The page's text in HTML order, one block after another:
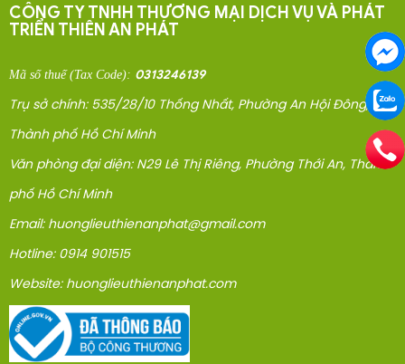
CÔNG TY TNHH THƯƠNG MẠI DỊCH VỤ VÀ PHÁT
TRIỂN THIÊN AN PHÁT
Mã số thuế(Tax Code): 0313246139
Trụ sở chính: 535/28/10 Thống Nhất, Phường An Hội Đông,
Thành phố Hồ Chí Minh
Văn phòng đại diện: N29 Lê Thị Riêng, Phường Thới An, Thành
phố Hồ Chí Minh
Email: huonglieuthienanphat@gmail.com
Hotline: 0914 901515
Website: huonglieuthienanphat.com